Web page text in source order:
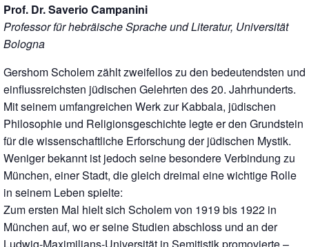
Prof. Dr. Saverio Campanini
Professor für hebräische Sprache und Literatur, Universität
Bologna
Gershom Scholem zählt zweifellos zu den bedeutendsten und
einflussreichsten jüdischen Gelehrten des 20. Jahrhunderts.
Mit seinem umfangreichen Werk zur Kabbala, jüdischen
Philosophie und Religionsgeschichte legte er den Grundstein
für die wissenschaftliche Erforschung der jüdischen Mystik.
Weniger bekannt ist jedoch seine besondere Verbindung zu
München, einer Stadt, die gleich dreimal eine wichtige Rolle
in seinem Leben spielte:
Zum ersten Mal hielt sich Scholem von 1919 bis 1922 in
München auf, wo er seine Studien abschloss und an der
Ludwig-Maximilians-Universität in Semitistik promovierte –